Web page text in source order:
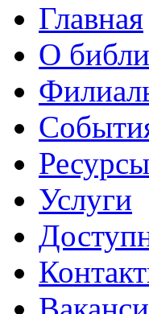
Главная
О
Ресурсы
Услуги